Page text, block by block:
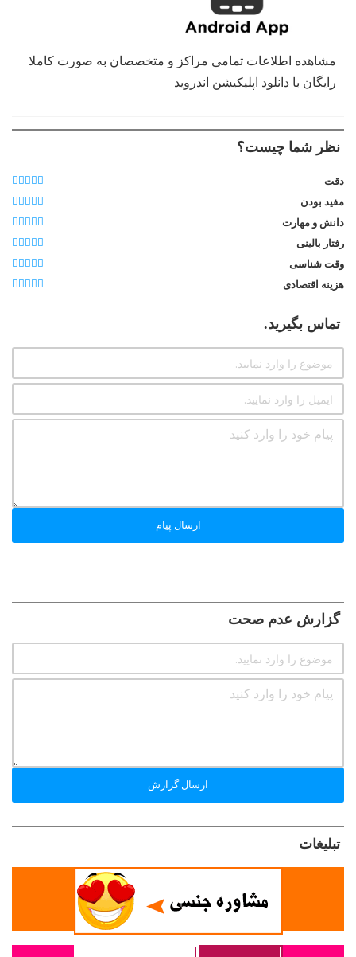
مشاهده اطلاعات تمامی مراکز و متخصصان به صورت کاملا
رایگان با دانلود اپلیکیشن اندروید
نظر شما چیست؟
دقت
مفید بودن
دانش و مهارت
رفتار بالینی
وقت شناسی
هزینه اقتصادی
تماس بگیرید.
ارسال پیام
گزارش عدم صحت
ارسال گزارش
تبلیغات